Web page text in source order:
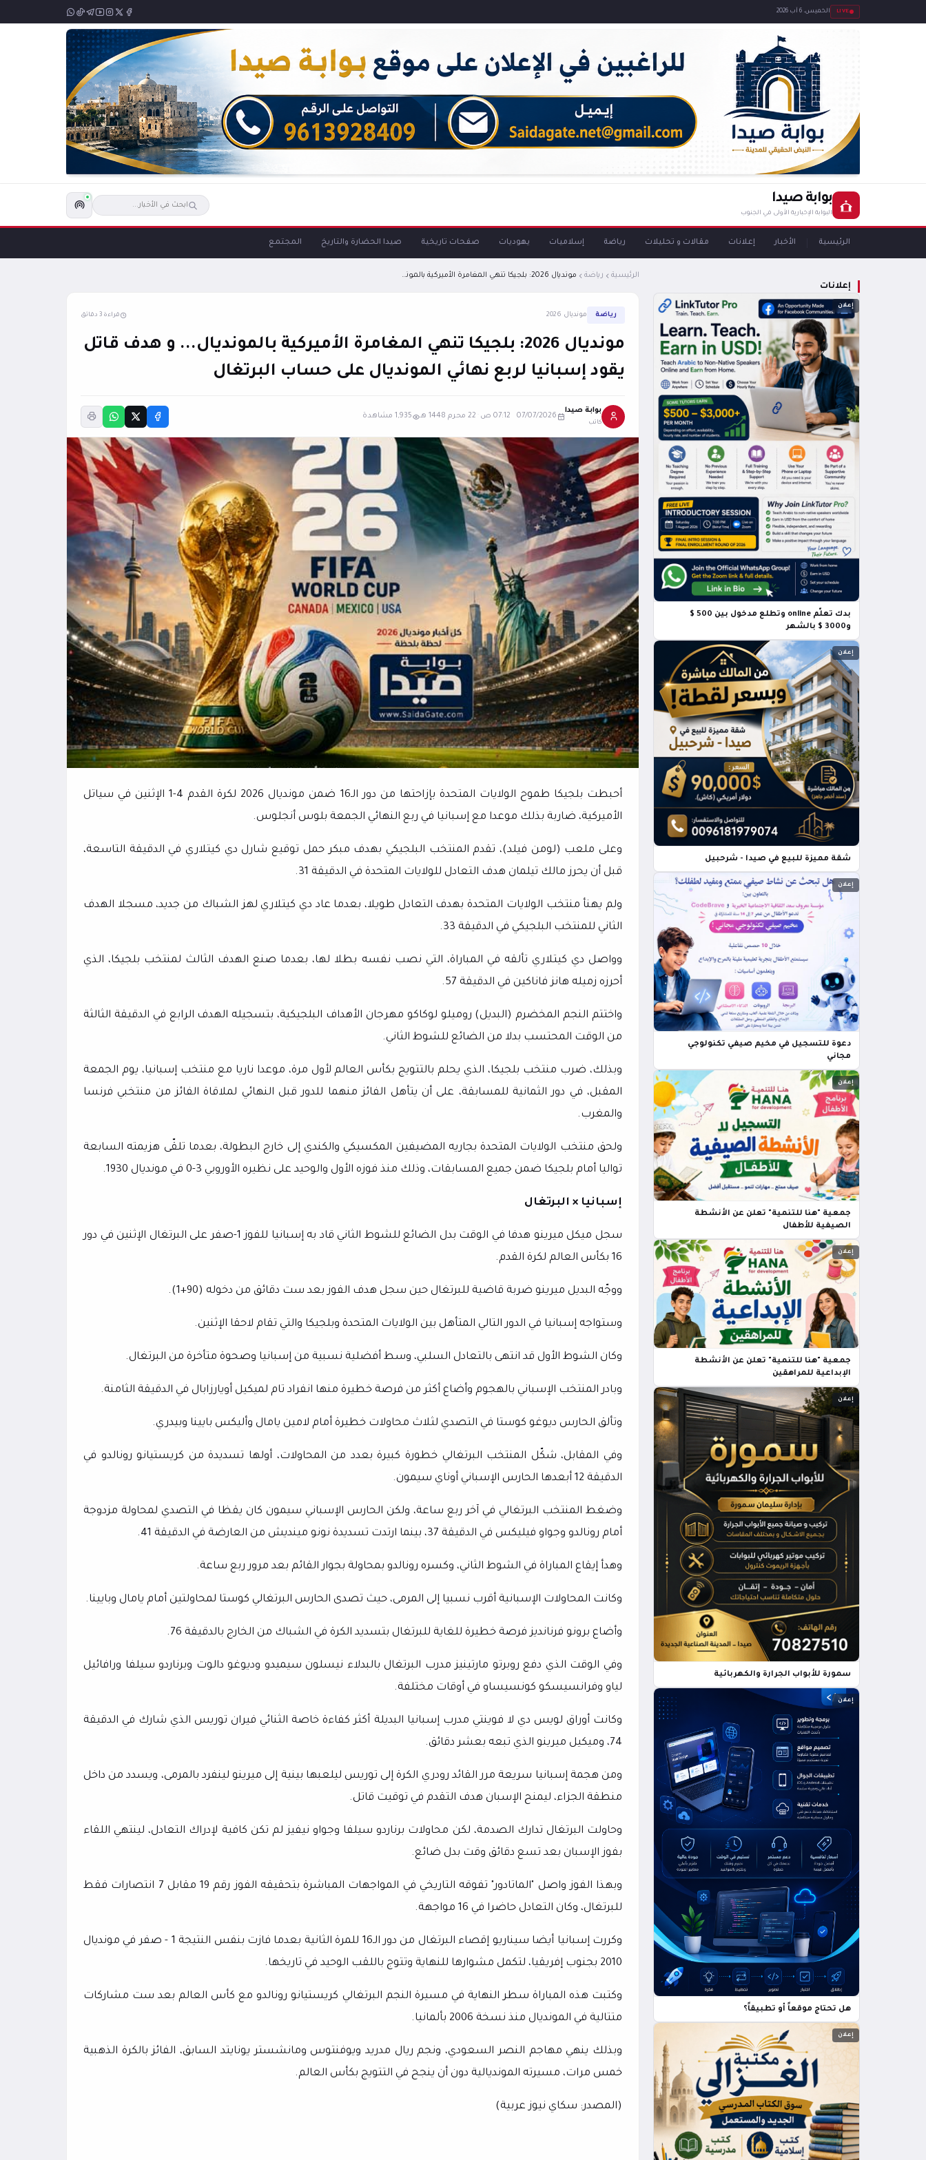
LIVE الخميس، 6 آب 2026
بوابة صيدا
البوابة الإخبارية الأولى في الجنوب
الرئيسية الأخبار إعلانات مقالات و تحليلات رياضة إسلاميات يهوديات صفحات تاريخية صيدا الحضارة والتاريخ المجتمع
إعلانات
إعلان
بدك تعلّم online وتطلع مدخول بين 500 $
و3000 $ بالشهر
إعلان
شقة مميزة للبيع في صيدا - شرحبيل
إعلان
دعوة للتسجيل في مخيم صيفي تكنولوجي
مجاني
إعلان
جمعية "هنا للتنمية" تعلن عن الأنشطة
الصيفية للأطفال
إعلان
جمعية "هنا للتنمية" تعلن عن الأنشطة
الإبداعية للمراهقين
إعلان
سمورة للأبواب الجرارة والكهربائية
إعلان
هل تحتاج موقعاً أو تطبيقاً؟
إعلان
الرئيسية رياضة مونديال 2026: بلجيكا تنهي المغامرة الأميركية بالمونديال... و هدف قاتل يقود إسبانيا لربع نهائي المونديال على حساب البرتغال
رياضة مونديال 2026 قراءة 3 دقائق
مونديال 2026: بلجيكا تنهي المغامرة الأميركية بالمونديال... و هدف قاتل
يقود إسبانيا لربع نهائي المونديال على حساب البرتغال
بوابة صيدا
كاتب
07/07/2026 07:12 ص 22 محرم 1448 هـ 1,935 مشاهدة
أحبطت بلجيكا طموح الولايات المتحدة بإزاحتها من دور الـ16 ضمن مونديال 2026 لكرة القدم 4-1 الإثنين في سياتل
الأميركية، ضاربة بذلك موعدا مع إسبانيا في ربع النهائي الجمعة بلوس أنجلوس.
وعلى ملعب (لومن فيلد)، تقدم المنتخب البلجيكي بهدف مبكر حمل توقيع شارل دي كيتلاري في الدقيقة التاسعة،
قبل أن يحرز مالك تيلمان هدف التعادل للولايات المتحدة في الدقيقة 31.
ولم يهنأ منتخب الولايات المتحدة بهدف التعادل طويلا، بعدما عاد دي كيتلاري لهز الشباك من جديد، مسجلا الهدف
الثاني للمنتخب البلجيكي في الدقيقة 33.
وواصل دي كيتلاري تألقه في المباراة، التي نصب نفسه بطلا لها، بعدما صنع الهدف الثالث لمنتخب بلجيكا، الذي
أحرزه زميله هانز فاناكين في الدقيقة 57.
واختتم النجم المخضرم (البديل) روميلو لوكاكو مهرجان الأهداف البلجيكية، بتسجيله الهدف الرابع في الدقيقة الثالثة
من الوقت المحتسب بدلا من الضائع للشوط الثاني.
وبذلك، ضرب منتخب بلجيكا، الذي يحلم بالتتويج بكأس العالم لأول مرة، موعدا ناريا مع منتخب إسبانيا، يوم الجمعة
المقبل، في دور الثمانية للمسابقة، على أن يتأهل الفائز منهما للدور قبل النهائي لملاقاة الفائز من منتخبي فرنسا
والمغرب.
ولحق منتخب الولايات المتحدة بجاريه المضيفين المكسيكي والكندي إلى خارج البطولة، بعدما تلقّى هزيمته السابعة
تواليا أمام بلجيكا ضمن جميع المسابقات، وذلك منذ فوزه الأول والوحيد على نظيره الأوروبي 3-0 في مونديال 1930.
إسبانيا × البرتغال
سجل ميكل ميرينو هدفا في الوقت ‌بدل الضائع للشوط الثاني ‌قاد ‌به إسبانيا للفوز 1-صفر على ‌البرتغال الإثنين في دور
⁠16 ‌بكأس العالم لكرة ⁠القدم.
ووجّه البديل ميرينو ضربة قاضية للبرتغال حين سجل هدف الفوز بعد ست دقائق من دخوله (90+1).
وستواجه إسبانيا في الدور التالي المتأهل بين الولايات المتحدة وبلجيكا والتي تقام لاحقا الإثنين.
وكان الشوط الأول قد انتهى بالتعادل السلبي، وسط أفضلية نسبية من إسبانيا وصحوة متأخرة من البرتغال.
وبادر المنتخب الإسباني بالهجوم وأضاع أكثر من فرصة خطيرة منها انفراد تام لميكيل أويارزابال في الدقيقة الثامنة.
وتألق الحارس ديوغو كوستا في التصدي لثلاث محاولات خطيرة أمام لامين يامال وأليكس بايينا وبيدري.
وفي المقابل، شكّل المنتخب البرتغالي خطورة كبيرة بعدد من المحاولات، أولها تسديدة من كريستيانو رونالدو في
الدقيقة 12 أبعدها الحارس الإسباني أوناي سيمون.
وضغط المنتخب البرتغالي في آخر ربع ساعة، ولكن الحارس الإسباني سيمون كان يقظا في التصدي لمحاولة مزدوجة
أمام رونالدو وجواو فيليكس في الدقيقة 37، بينما ارتدت تسديدة نونو مينديش من العارضة في الدقيقة 41.
وهدأ إيقاع المباراة في الشوط الثاني، وكسره رونالدو بمحاولة بجوار القائم بعد مرور ربع ساعة.
وكانت المحاولات الإسبانية أقرب نسبيا إلى المرمى، حيث تصدى الحارس البرتغالي كوستا لمحاولتين أمام يامال وبايينا.
وأضاع برونو فرنانديز فرصة خطيرة للغاية للبرتغال بتسديد الكرة في الشباك من الخارج بالدقيقة 76.
وفي الوقت الذي دفع روبرتو مارتينيز مدرب البرتغال بالبدلاء نيسلون سيميدو وديوغو دالوت وبرناردو سيلفا ورافائيل
لياو وفرانسيسكو كونسيساو في أوقات مختلفة.
وكانت أوراق لويس دي لا فوينتي مدرب إسبانيا البديلة أكثر كفاءة خاصة الثنائي فيران توريس الذي شارك في الدقيقة
74، وميكيل ميرينو الذي تبعه بعشر دقائق.
ومن هجمة إسبانيا سريعة مرر القائد رودري الكرة إلى توريس ليلعبها بينية إلى ميرينو لينفرد بالمرمى، ويسدد من داخل
منطقة الجزاء، ليمنح الإسبان هدف التقدم في توقيت قاتل.
وحاولت البرتغال تدارك الصدمة، لكن محاولات برناردو سيلفا وجواو نيفيز لم تكن كافية لإدراك التعادل، لينتهي اللقاء
بفوز الإسبان بعد تسع دقائق وقت بدل ضائع.
وبهذا الفوز واصل "الماتادور" تفوقه التاريخي في المواجهات المباشرة بتحقيقه الفوز رقم 19 مقابل 7 انتصارات فقط
للبرتغال، وكان التعادل حاضرا في 16 مواجهة.
وكررت إسبانيا أيضا سيناريو إقصاء البرتغال من دور الـ16 للمرة الثانية بعدما فازت بنفس النتيجة 1 - صفر في مونديال
2010 بجنوب إفريقيا، لتكمل مشوارها للنهاية وتتوج باللقب الوحيد في تاريخها.
وكتبت هذه المباراة سطر النهاية في مسيرة النجم البرتغالي كريستيانو رونالدو مع كأس العالم بعد ست مشاركات
متتالية في المونديال منذ نسخة 2006 بألمانيا.
وبذلك ينهي مهاجم النصر السعودي، ونجم ريال مدريد ويوفنتوس ومانشستر يونايتد السابق، الفائز بالكرة الذهبية
خمس مرات، مسيرته المونديالية دون أن ينجح في التتويج بكأس العالم.
(المصدر: سكاي نيوز عربية)